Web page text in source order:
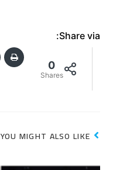
Share via:
0
Shares
YOU MIGHT ALSO LIKE